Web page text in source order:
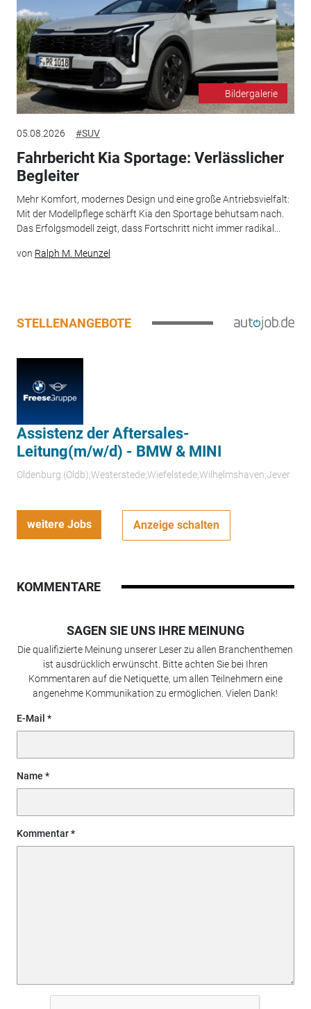
Bildergalerie
05.08.2026 #SUV
Fahrbericht Kia Sportage: Verlässlicher
Begleiter
Mehr Komfort, modernes Design und eine große Antriebsvielfalt:
Mit der Modellpflege schärft Kia den Sportage behutsam nach.
Das Erfolgsmodell zeigt, dass Fortschritt nicht immer radikal...
von Ralph M. Meunzel
STELLENANGEBOTE
Assistenz der Aftersales-
Leitung(m/w/d) - BMW & MINI
Oldenburg (Oldb);Westerstede;Wiefelstede;Wilhelmshaven;Jever
weitere Jobs Anzeige schalten
KOMMENTARE
SAGEN SIE UNS IHRE MEINUNG
Die qualifizierte Meinung unserer Leser zu allen Branchenthemen
ist ausdrücklich erwünscht. Bitte achten Sie bei Ihren
Kommentaren auf die Netiquette, um allen Teilnehmern eine
angenehme Kommunikation zu ermöglichen. Vielen Dank!
E-Mail
Name
Kommentar